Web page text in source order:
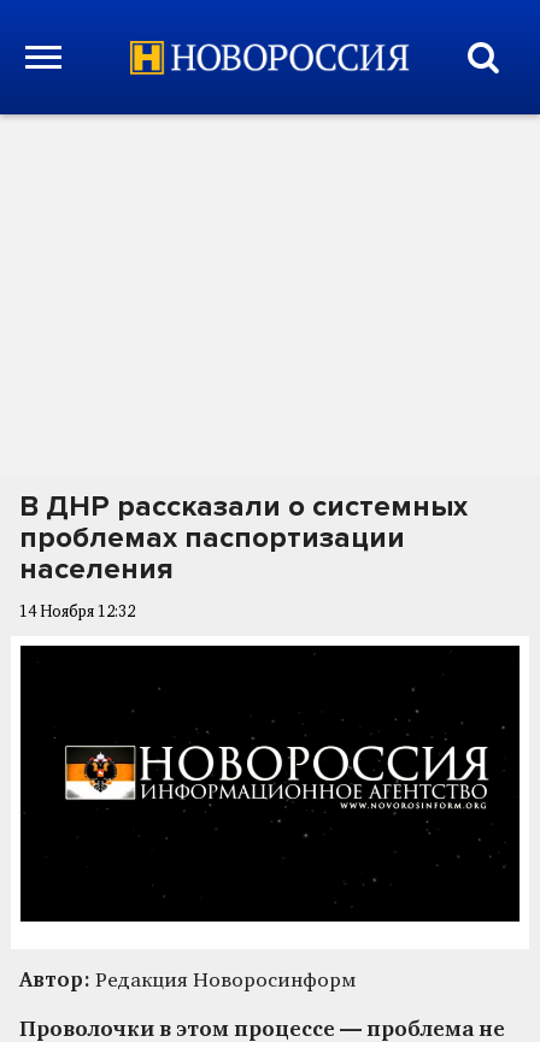
В ДНР рассказали о системных
проблемах паспортизации
населения
14 Ноября 12:32
Автор: Редакция Новоросинформ
Проволочки в этом процессе — проблема не